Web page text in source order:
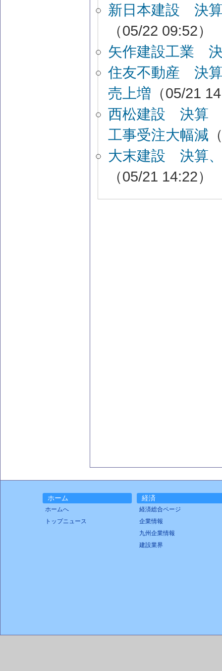
新日本建設 決
（05/22 09:52）
矢作建設工業
住友不動産 決
売上増 （05/21
西松建設 決算
工事受注大幅減
大末建設 決算
（05/21 14:22）
ホーム
ホームへ
トップニュース
経済
経済総合ページ
企業情報
九州企業情報
建設業界